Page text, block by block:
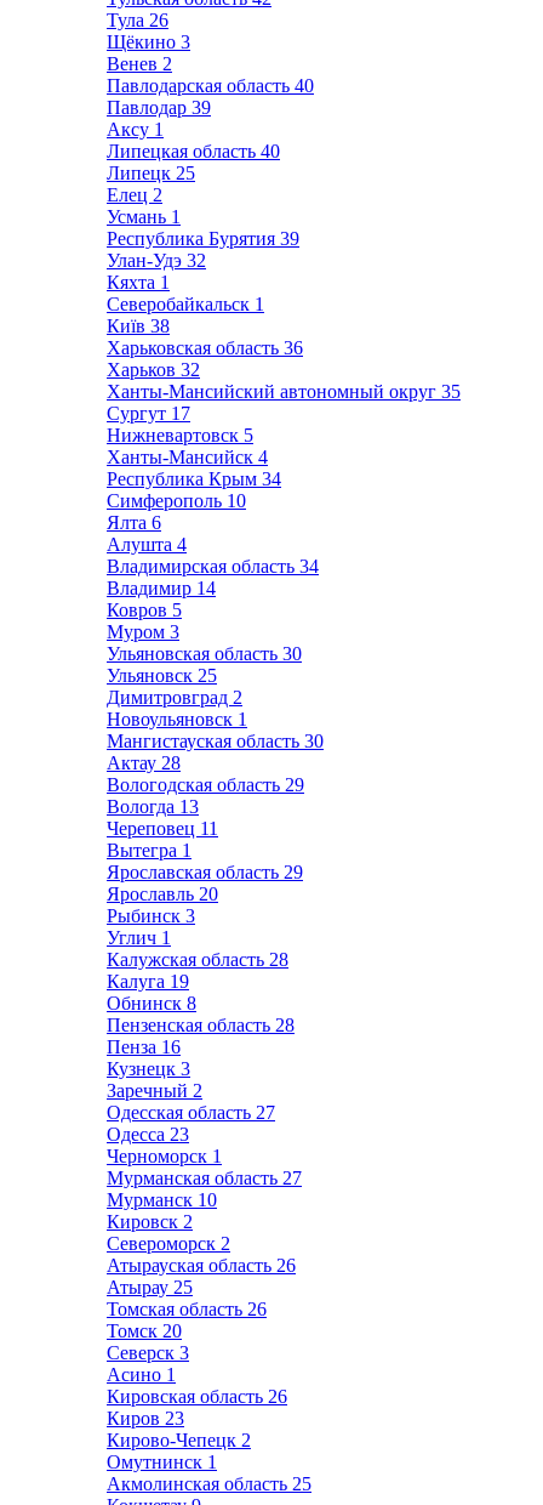
Тула 26
Щёкино 3
Венев 2
Павлодарская область 40
Павлодар 39
Аксу 1
Липецкая область 40
Липецк 25
Елец 2
Усмань 1
Республика Бурятия 39
Улан-Удэ 32
Кяхта 1
Северобайкальск 1
Київ 38
Харьковская область 36
Харьков 32
Ханты-Мансийский автономный округ 35
Сургут 17
Нижневартовск 5
Ханты-Мансийск 4
Республика Крым 34
Симферополь 10
Ялта 6
Алушта 4
Владимирская область 34
Владимир 14
Ковров 5
Муром 3
Ульяновская область 30
Ульяновск 25
Димитровград 2
Новоульяновск 1
Мангистауская область 30
Актау 28
Вологодская область 29
Вологда 13
Череповец 11
Вытегра 1
Ярославская область 29
Ярославль 20
Рыбинск 3
Углич 1
Калужская область 28
Калуга 19
Обнинск 8
Пензенская область 28
Пенза 16
Кузнецк 3
Заречный 2
Одесская область 27
Одесса 23
Черноморск 1
Мурманская область 27
Мурманск 10
Кировск 2
Североморск 2
Атырауская область 26
Атырау 25
Томская область 26
Томск 20
Северск 3
Асино 1
Кировская область 26
Киров 23
Кирово-Чепецк 2
Омутнинск 1
Акмолинская область 25